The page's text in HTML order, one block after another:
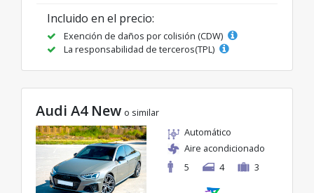
Incluido en el precio:
Exención de daños por colisión (CDW)
La responsabilidad de terceros(TPL)
Audi A4 New o similar
Automático
Aire acondicionado
5
4 3